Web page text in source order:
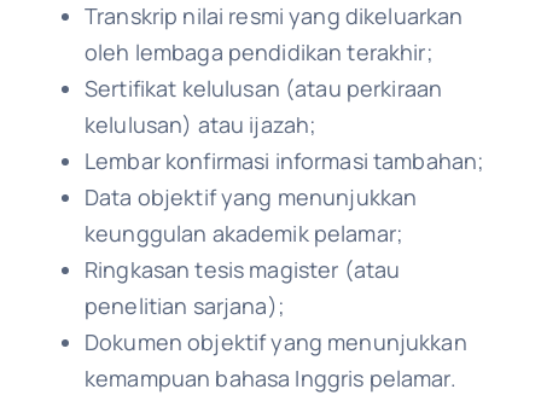
Transkrip nilai resmi yang dikeluarkan
oleh lembaga pendidikan terakhir;
Sertifikat kelulusan (atau perkiraan
kelulusan) atau ijazah;
Lembar konfirmasi informasi tambahan;
Data objektif yang menunjukkan
keunggulan akademik pelamar;
Ringkasan tesis magister (atau
penelitian sarjana);
Dokumen objektif yang menunjukkan
kemampuan bahasa Inggris pelamar.